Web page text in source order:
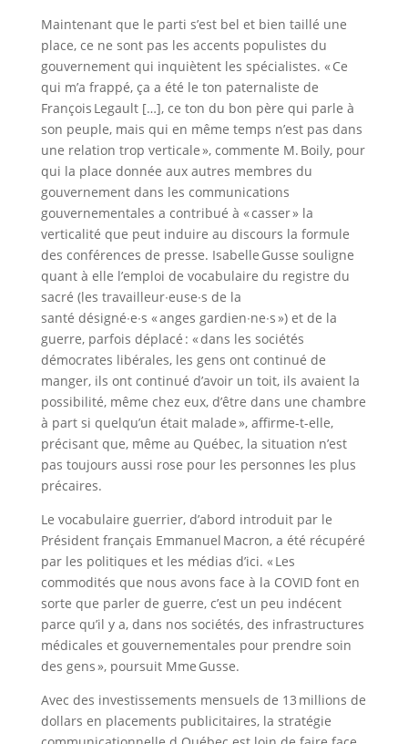
Maintenant que le parti s’est bel et bien taillé une
place, ce ne sont pas les accents populistes du
gouvernement qui inquiètent les spécialistes. « Ce
qui m’a frappé, ça a été le ton paternaliste de
François Legault […], ce ton du bon père qui parle à
son peuple, mais qui en même temps n’est pas dans
une relation trop verticale », commente M. Boily, pour
qui la place donnée aux autres membres du
gouvernement dans les communications
gouvernementales a contribué à « casser » la
verticalité que peut induire au discours la formule
des conférences de presse. Isabelle Gusse souligne
quant à elle l’emploi de vocabulaire du registre du
sacré (les travailleur∙euse∙s de la
santé désigné∙e∙s « anges gardien∙ne∙s ») et de la
guerre, parfois déplacé : « dans les sociétés
démocrates libérales, les gens ont continué de
manger, ils ont continué d’avoir un toit, ils avaient la
possibilité, même chez eux, d’être dans une chambre
à part si quelqu’un était malade », affirme-t-elle,
précisant que, même au Québec, la situation n’est
pas toujours aussi rose pour les personnes les plus
précaires.
Le vocabulaire guerrier, d’abord introduit par le
Président français Emmanuel Macron, a été récupéré
par les politiques et les médias d’ici. « Les
commodités que nous avons face à la COVID font en
sorte que parler de guerre, c’est un peu indécent
parce qu’il y a, dans nos sociétés, des infrastructures
médicales et gouvernementales pour prendre soin
des gens », poursuit Mme Gusse.
Avec des investissements mensuels de 13 millions de
dollars en placements publicitaires, la stratégie